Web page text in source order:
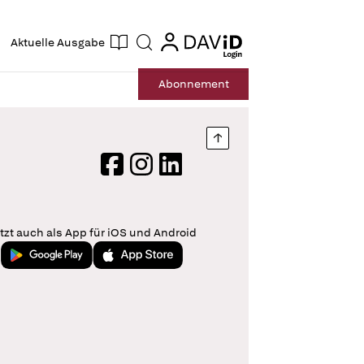
Aktuelle Ausgabe Suche login
login
Abonnement
Nach oben springen
FacebookInstagram
LinkedIn
auch als App für iOS und Android
Jetzt bei Google PlayLaden im App Store